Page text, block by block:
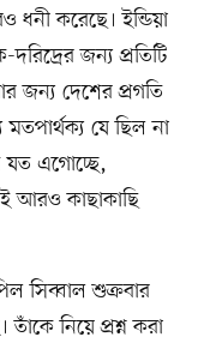
ধনী করেছে। ইন্ডিয়া
জন্য প্রতিটি
জন্য দেশের প্রগতি
যে ছিল না
যত এগোচ্ছে,
আরও কাছাকাছি
সিব্বাল শুক্রবার
নিয়ে প্রশ্ন করা